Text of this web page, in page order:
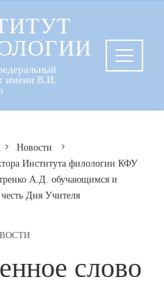
имени В.И.
Новости
Института филологии КФУ
А.Д. обучающимся и
Дня Учителя
слово